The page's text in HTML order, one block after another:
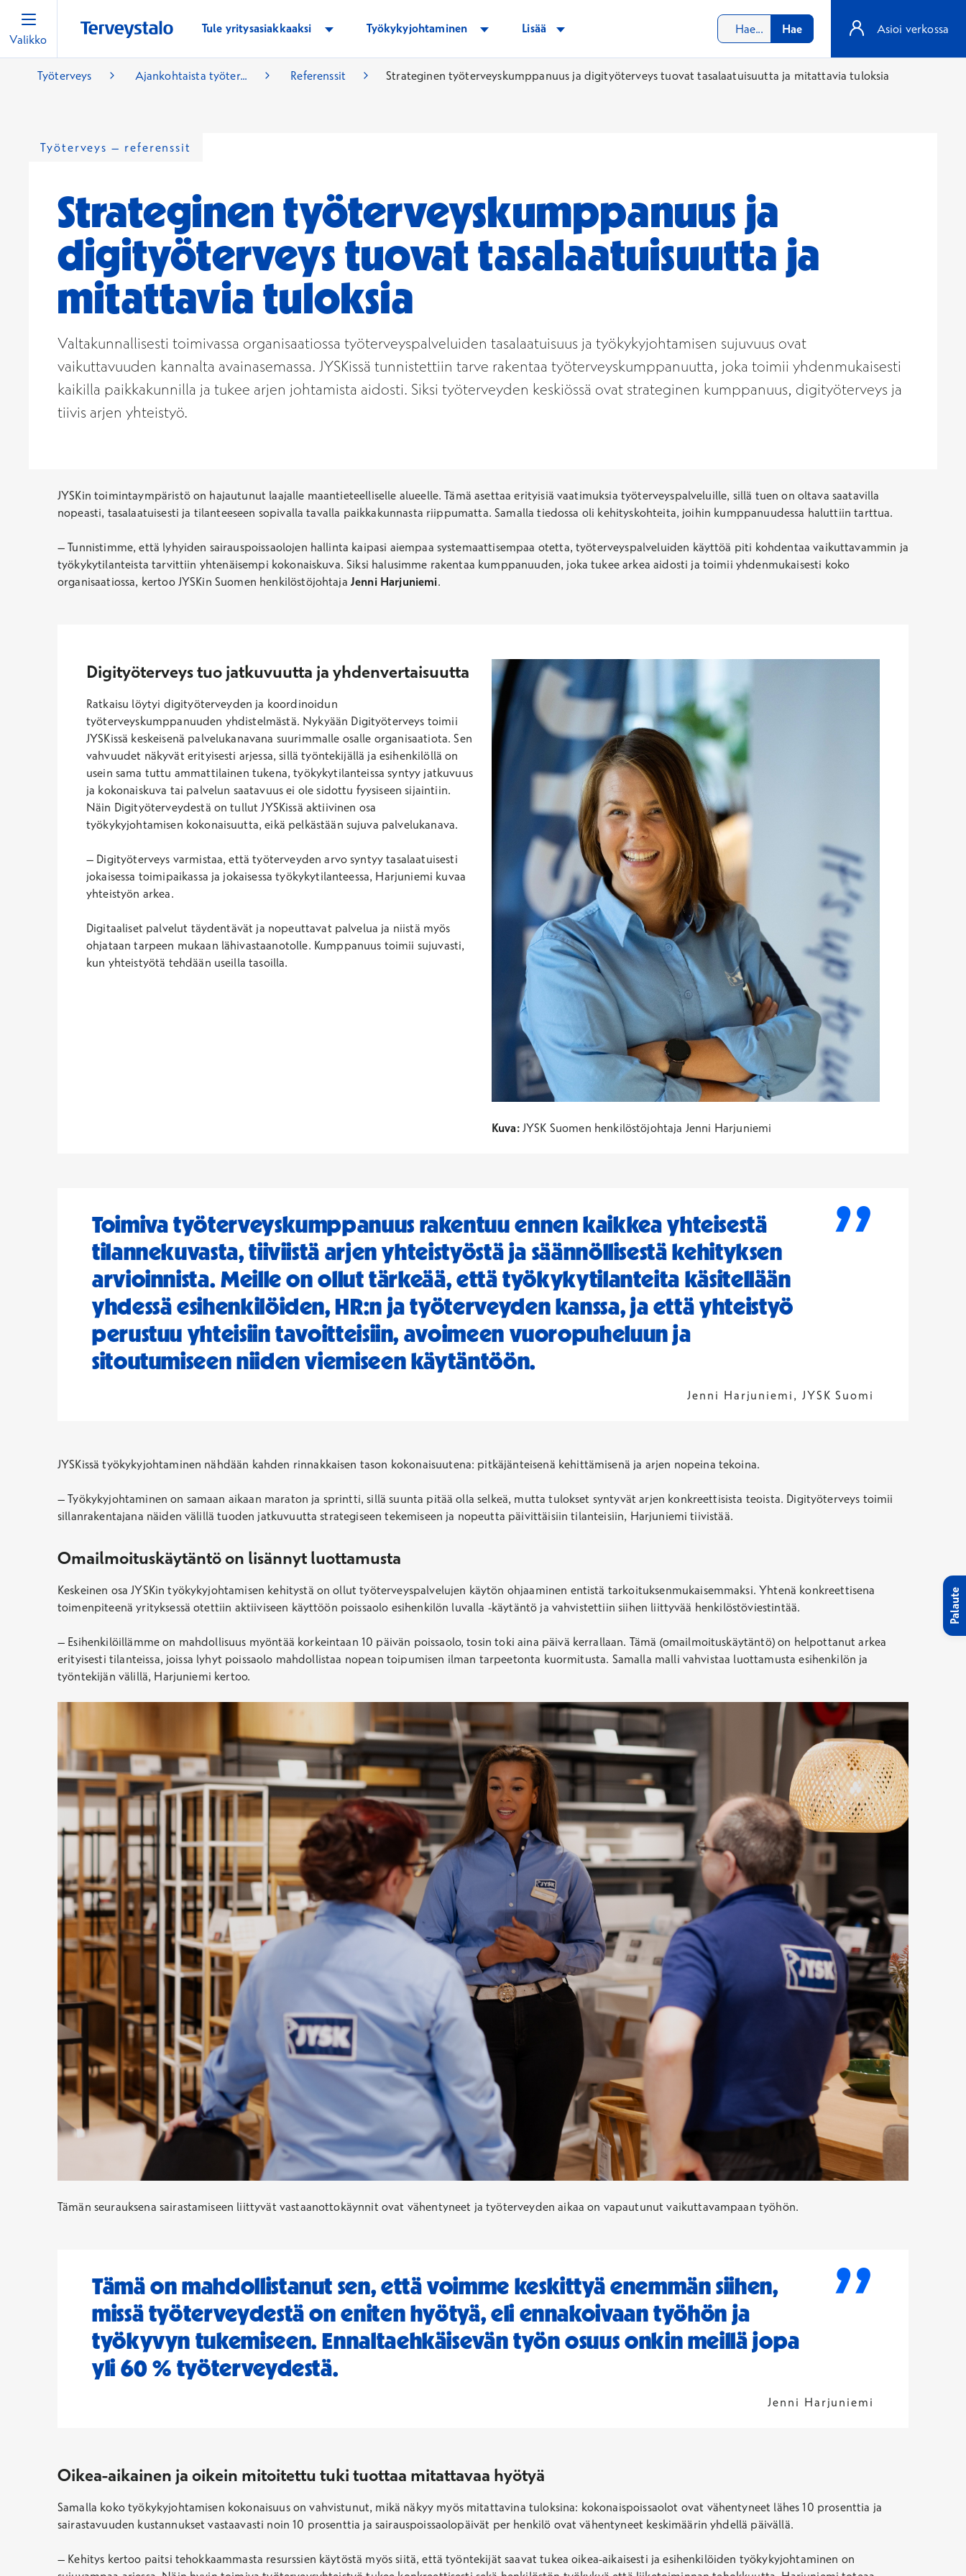
Valikko
Tule yritysasiakkaaksi Työkykyjohtaminen Lisää Hae Asioi verkossa
Työterveys Ajankohtaista työter... Referenssit Strateginen työterveyskumppanuus ja digityöterveys tuovat tasalaatuisuutta ja mitattavia tuloksia
Työterveys – referenssit
Strateginen työterveyskumppanuus ja
digityöterveys tuovat tasalaatuisuutta ja
mitattavia tuloksia
Valtakunnallisesti toimivassa organisaatiossa työterveyspalveluiden tasalaatuisuus ja työkykyjohtamisen sujuvuus ovat
vaikuttavuuden kannalta avainasemassa. JYSKissä tunnistettiin tarve rakentaa työterveyskumppanuutta, joka toimii yhdenmukaisesti
kaikilla paikkakunnilla ja tukee arjen johtamista aidosti. Siksi työterveyden keskiössä ovat strateginen kumppanuus, digityöterveys ja
tiivis arjen yhteistyö.
JYSKin toimintaympäristö on hajautunut laajalle maantieteelliselle alueelle. Tämä asettaa erityisiä vaatimuksia työterveyspalveluille, sillä tuen on oltava saatavilla
nopeasti, tasalaatuisesti ja tilanteeseen sopivalla tavalla paikkakunnasta riippumatta. Samalla tiedossa oli kehityskohteita, joihin kumppanuudessa haluttiin tarttua.
– Tunnistimme, että lyhyiden sairauspoissaolojen hallinta kaipasi aiempaa systemaattisempaa otetta, työterveyspalveluiden käyttöä piti kohdentaa vaikuttavammin ja
työkykytilanteista tarvittiin yhtenäisempi kokonaiskuva. Siksi halusimme rakentaa kumppanuuden, joka tukee arkea aidosti ja toimii yhdenmukaisesti koko
organisaatiossa, kertoo JYSKin Suomen henkilöstöjohtaja Jenni Harjuniemi.
Digityöterveys tuo jatkuvuutta ja yhdenvertaisuutta
Ratkaisu löytyi digityöterveyden ja koordinoidun
työterveyskumppanuuden yhdistelmästä. Nykyään Digityöterveys toimii
JYSKissä keskeisenä palvelukanavana suurimmalle osalle organisaatiota. Sen
vahvuudet näkyvät erityisesti arjessa, sillä työntekijällä ja esihenkilöllä on
usein sama tuttu ammattilainen tukena, työkykytilanteissa syntyy jatkuvuus
ja kokonaiskuva tai palvelun saatavuus ei ole sidottu fyysiseen sijaintiin.
Näin Digityöterveydestä on tullut JYSKissä aktiivinen osa
työkykyjohtamisen kokonaisuutta, eikä pelkästään sujuva palvelukanava.
– Digityöterveys varmistaa, että työterveyden arvo syntyy tasalaatuisesti
jokaisessa toimipaikassa ja jokaisessa työkykytilanteessa, Harjuniemi kuvaa
yhteistyön arkea.
Digitaaliset palvelut täydentävät ja nopeuttavat palvelua ja niistä myös
ohjataan tarpeen mukaan lähivastaanotolle. Kumppanuus toimii sujuvasti,
kun yhteistyötä tehdään useilla tasoilla.
Kuva: JYSK Suomen henkilöstöjohtaja Jenni Harjuniemi
Toimiva työterveyskumppanuus rakentuu ennen kaikkea yhteisestä
tilannekuvasta, tiiviistä arjen yhteistyöstä ja säännöllisestä kehityksen
arvioinnista. Meille on ollut tärkeää, että työkykytilanteita käsitellään
yhdessä esihenkilöiden, HR:n ja työterveyden kanssa, ja että yhteistyö
perustuu yhteisiin tavoitteisiin, avoimeen vuoropuheluun ja
sitoutumiseen niiden viemiseen käytäntöön.
”
Jenni Harjuniemi, JYSK Suomi
JYSKissä työkykyjohtaminen nähdään kahden rinnakkaisen tason kokonaisuutena: pitkäjänteisenä kehittämisenä ja arjen nopeina tekoina.
– Työkykyjohtaminen on samaan aikaan maraton ja sprintti, sillä suunta pitää olla selkeä, mutta tulokset syntyvät arjen konkreettisista teoista. Digityöterveys toimii
sillanrakentajana näiden välillä tuoden jatkuvuutta strategiseen tekemiseen ja nopeutta päivittäisiin tilanteisiin, Harjuniemi tiivistää.
Omailmoituskäytäntö on lisännyt luottamusta
Keskeinen osa JYSKin työkykyjohtamisen kehitystä on ollut työterveyspalvelujen käytön ohjaaminen entistä tarkoituksenmukaisemmaksi. Yhtenä konkreettisena
toimenpiteenä yrityksessä otettiin aktiiviseen käyttöön poissaolo esihenkilön luvalla -käytäntö ja vahvistettiin siihen liittyvää henkilöstöviestintää.
– Esihenkilöillämme on mahdollisuus myöntää korkeintaan 10 päivän poissaolo, tosin toki aina päivä kerrallaan. Tämä (omailmoituskäytäntö) on helpottanut arkea
erityisesti tilanteissa, joissa lyhyt poissaolo mahdollistaa nopean toipumisen ilman tarpeetonta kuormitusta. Samalla malli vahvistaa luottamusta esihenkilön ja
työntekijän välillä, Harjuniemi kertoo.
Tämän seurauksena sairastamiseen liittyvät vastaanottokäynnit ovat vähentyneet ja työterveyden aikaa on vapautunut vaikuttavampaan työhön.
Tämä on mahdollistanut sen, että voimme keskittyä enemmän siihen,
missä työterveydestä on eniten hyötyä, eli ennakoivaan työhön ja
työkyvyn tukemiseen. Ennaltaehkäisevän työn osuus onkin meillä jopa
yli 60 % työterveydestä.
”
Jenni Harjuniemi
Oikea-aikainen ja oikein mitoitettu tuki tuottaa mitattavaa hyötyä
Samalla koko työkykyjohtamisen kokonaisuus on vahvistunut, mikä näkyy myös mitattavina tuloksina: kokonaispoissaolot ovat vähentyneet lähes 10 prosenttia ja
sairastavuuden kustannukset vastaavasti noin 10 prosenttia ja sairauspoissaolopäivät per henkilö ovat vähentyneet keskimäärin yhdellä päivällä.
– Kehitys kertoo paitsi tehokkaammasta resurssien käytöstä myös siitä, että työntekijät saavat tukea oikea-aikaisesti ja esihenkilöiden työkykyjohtaminen on
Palaute